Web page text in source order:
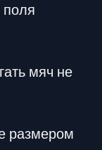
поля
мяч не
размером